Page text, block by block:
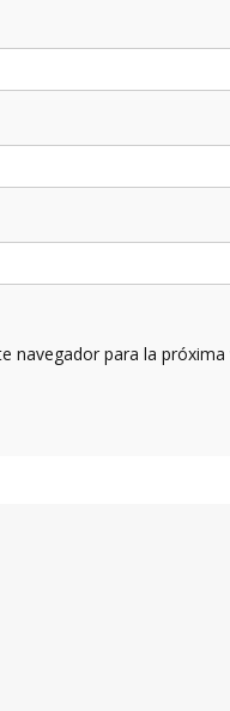
navegador para la